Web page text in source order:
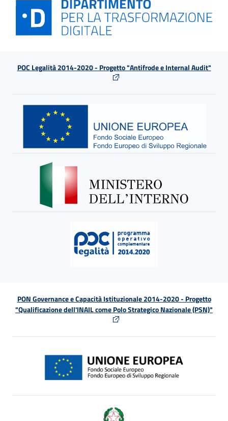
POC Legalità 2014-2020 - Progetto "Antifrode e Internal Audit"
PON Governance e Capacità Istituzionale 2014-2020 - Progetto
"Qualificazione dell'INAIL come Polo Strategico Nazionale (PSN)"